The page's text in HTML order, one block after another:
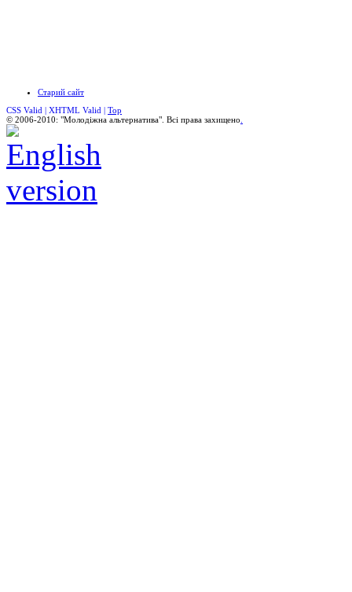
Старий сайт
CSS Valid | XHTML Valid | Top
© 2006-2010: "Молодіжна альтернатива". Всі права захищено.